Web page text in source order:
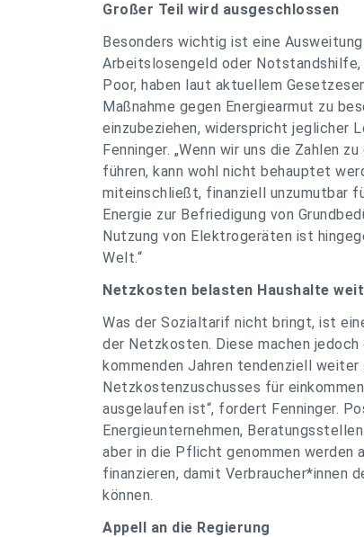
Großer Teil wird ausgeschlossen
Besonders wichtig ist eine
Arbeitslosengeld oder Notstandshilfe,
Poor, haben laut aktuellem
Maßnahme gegen Energiearmut zu
einzubeziehen, widerspricht jeglicher
Fenninger. „Wenn wir uns die Zahlen
führen, kann wohl nicht behauptet
miteinschließt, finanziell unzumutbar
Energie zur Befriedigung von
Nutzung von Elektrogeräten ist
Welt.“
Netzkosten belasten Haushalte
Was der Sozialtarif nicht bringt, ist
der Netzkosten. Diese machen
kommenden Jahren tendenziell
Netzkostenzuschusses für
ausgelaufen ist“, fordert Fenninger.
Energieunternehmen,
aber in die Pflicht genommen werden
finanzieren, damit Verbraucher*innen
können.
Appell an die Regierung